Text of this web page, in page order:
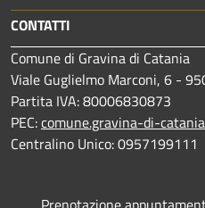
CONTATTI
Comune di Gravina di Catania
Viale Guglielmo Marconi, 6 -
Partita IVA: 80006830873
PEC:comune.gravina-di-
Centralino Unico: 0957199111